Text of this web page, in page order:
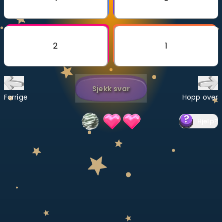
Bestill privatundervisning
Velg læreplan
Logg inn
2 1
Forrige
Sjekk svar
Hopp over
?